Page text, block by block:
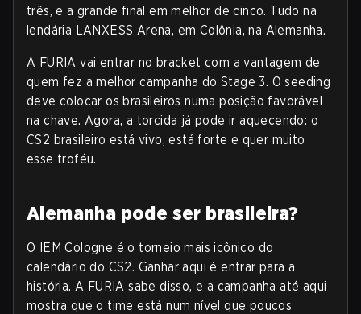
três, e a grande final em melhor de cinco. Tudo na
lendária LANXESS Arena, em Colônia, na Alemanha.
A FURIA vai entrar no bracket com a vantagem de
quem fez a melhor campanha do Stage 3. O seeding
deve colocar os brasileiros numa posição favorável
na chave. Agora, a torcida já pode ir aquecendo: o
CS2 brasileiro está vivo, está forte e quer muito
esse troféu.
Alemanha pode ser brasileira?
O IEM Cologne é o torneio mais icônico do
calendário do CS2. Ganhar aqui é entrar para a
história. A FURIA sabe disso, e a campanha até aqui
mostra que o time está num nível que poucos